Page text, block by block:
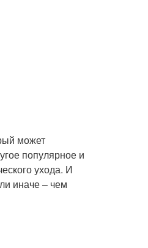
может
популярное и
ухода. И
иначе – чем